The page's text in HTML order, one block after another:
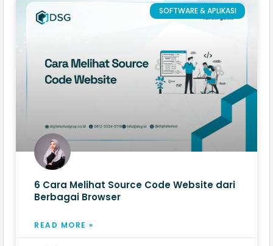
SOFTWARE & APLIKASI
6 Cara Melihat Source Code Website​ dari
Berbagai Browser
READ MORE »